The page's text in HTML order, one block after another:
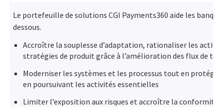
Le portefeuille de solutions CGI Payments360 aide les
dessous.
Accroître la souplesse d’adaptation, rationaliser les
stratégies de produit grâce à l’amélioration des flux de
Moderniser les systèmes et les processus tout en
en poursuivant les activités essentielles
Limiter l’exposition aux risques et accroître la conformité